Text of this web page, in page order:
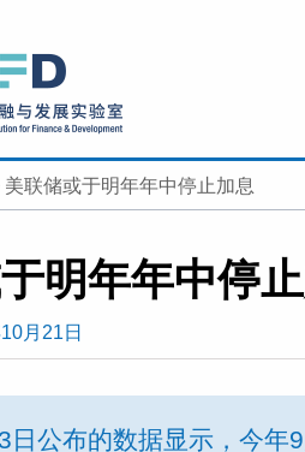
美联储或于明年年中停止加息
明年年中停
月21日
日公布的数据显示，今年